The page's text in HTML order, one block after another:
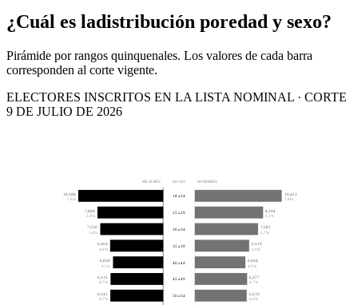
¿Cuál es ladistribución poredad y sexo?
Pirámide por rangos quinquenales. Los valores de cada barra
corresponden al corte vigente.
ELECTORES INSCRITOS EN LA LISTA NOMINAL · CORTE
9 DE JULIO DE 2026
MUJERES EDAD HOMBRES
10,188
7.6%
10,421
7.8%
18 a 24
7,880
5.9%
8,194
6.1%
25 a 29
7,550
5.6%
7,583
5.7%
30 a 34
6,364
4.8%
6,519
4.9%
35 a 39
6,020
4.5%
6,068
4.5%
40 a 44
6,315
4.7%
6,277
4.7%
45 a 49
6,341
4.7%
6,219
4.6%
50 a 54